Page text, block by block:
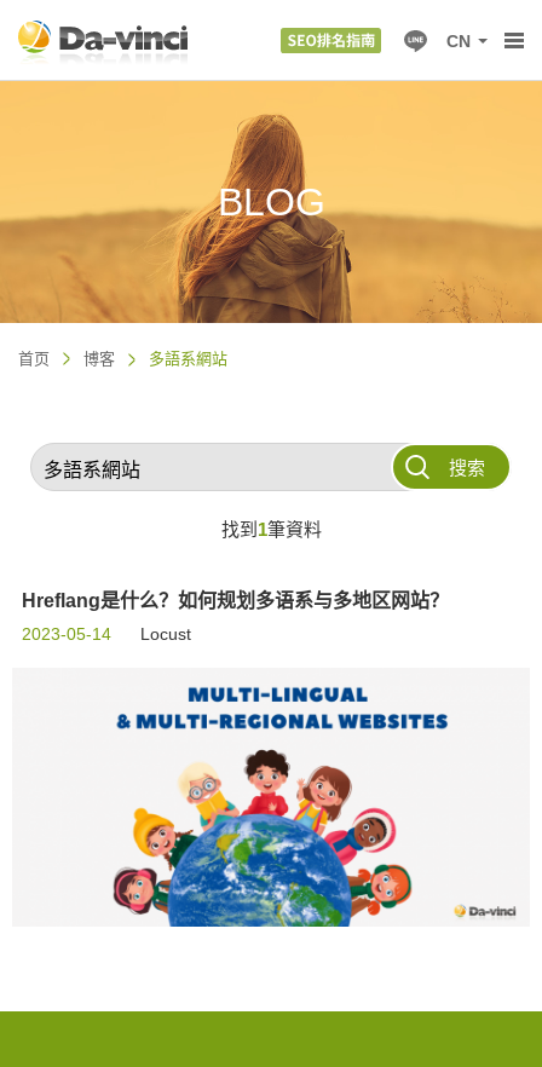
CN
BLOG
首页 博客 多語系網站
搜索
找到 1筆資料
Hreflang是什么？如何规划多语系与多地区网站？
2023-05-14 Locust